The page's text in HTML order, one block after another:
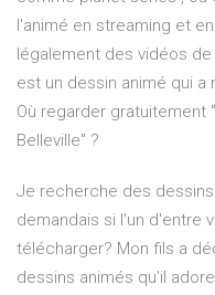
l'animé en streaming et
légalement des vidéos
est un dessin animé qui
Où regarder gratuitement
Belleville" ?
Je recherche des
demandais si l'un d'entre
télécharger? Mon fils a
dessins animés qu'il